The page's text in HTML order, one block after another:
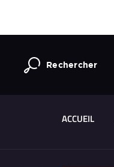
Rechercher
ACCUEIL